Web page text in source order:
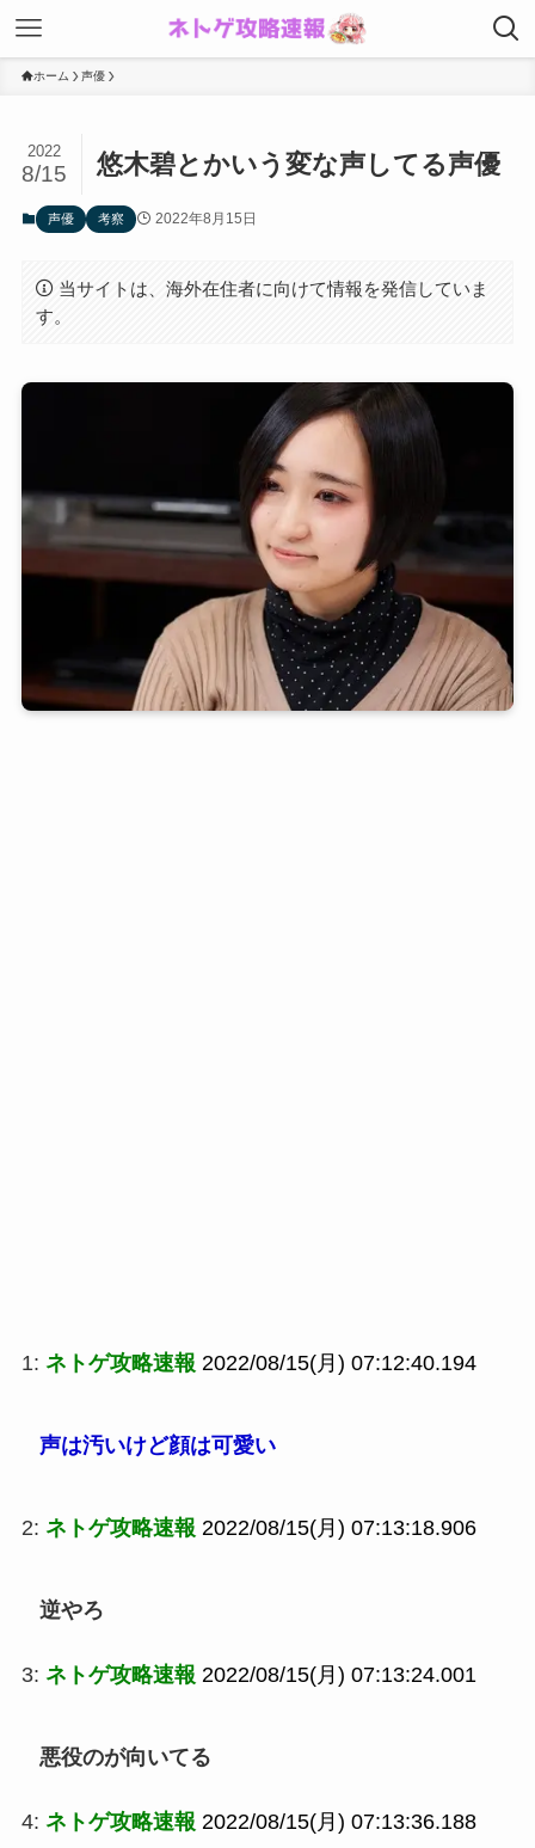
ホーム 声優
悠木碧とかいう変な声してる声優
2022
8/15
声優 考察 2022年8月15日
当サイトは、海外在住者に向けて情報を発信していま
す。
1: ネトゲ攻略速報 2022/08/15(月) 07:12:40.194
声は汚いけど顔は可愛い
2: ネトゲ攻略速報 2022/08/15(月) 07:13:18.906
逆やろ
3: ネトゲ攻略速報 2022/08/15(月) 07:13:24.001
悪役のが向いてる
4: ネトゲ攻略速報 2022/08/15(月) 07:13:36.188